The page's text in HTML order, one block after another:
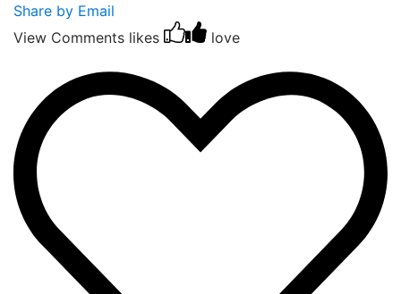
Share by Email
View Comments likes love